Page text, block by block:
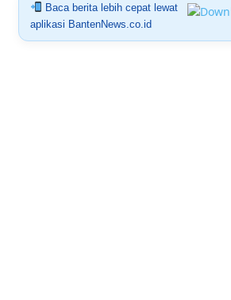
Baca berita lebih cepat lewat
aplikasi BantenNews.co.id